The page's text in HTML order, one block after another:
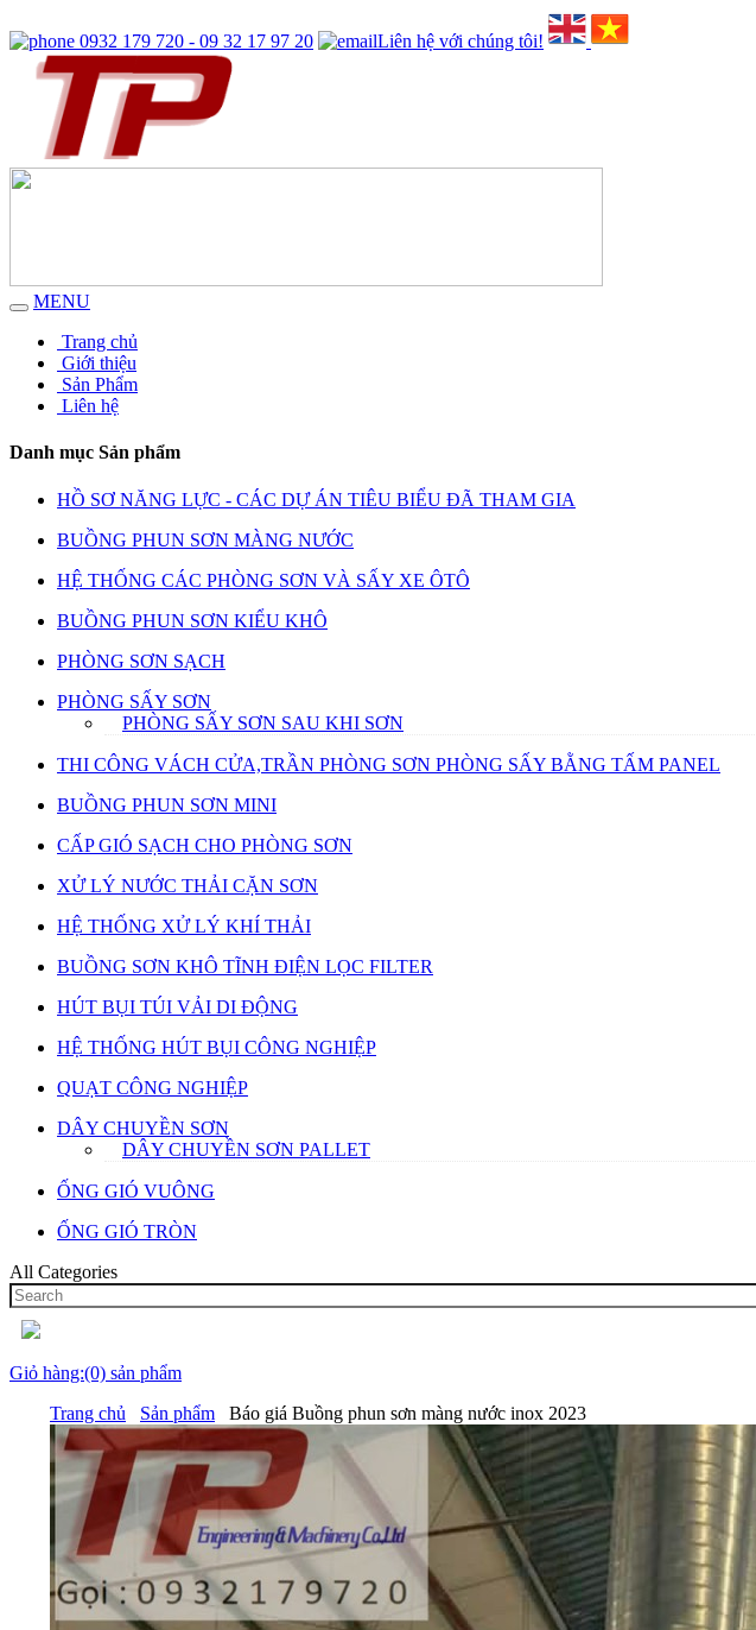
0932 179 720 - 09 32 17 97 20 Liên hệ với chúng tôi!
MENU
Trang chủ
Giới thiệu
Sản Phẩm
Liên hệ
Danh mục Sản phẩm
HỒ SƠ NĂNG LỰC - CÁC DỰ ÁN TIÊU BIỂU ĐÃ THAM GIA
BUỒNG PHUN SƠN MÀNG NƯỚC
HỆ THỐNG CÁC PHÒNG SƠN VÀ SẤY XE ÔTÔ
BUỒNG PHUN SƠN KIỂU KHÔ
PHÒNG SƠN SẠCH
PHÒNG SẤY SƠN
PHÒNG SẤY SƠN SAU KHI SƠN
THI CÔNG VÁCH CỬA,TRẦN PHÒNG SƠN PHÒNG SẤY BẰNG TẤM PANEL
BUỒNG PHUN SƠN MINI
CẤP GIÓ SẠCH CHO PHÒNG SƠN
XỬ LÝ NƯỚC THẢI CẶN SƠN
HỆ THỐNG XỬ LÝ KHÍ THẢI
BUỒNG SƠN KHÔ TĨNH ĐIỆN LỌC FILTER
HÚT BỤI TÚI VẢI DI ĐỘNG
HỆ THỐNG HÚT BỤI CÔNG NGHIỆP
QUẠT CÔNG NGHIỆP
DÂY CHUYỀN SƠN
DÂY CHUYỀN SƠN PALLET
ỐNG GIÓ VUÔNG
ỐNG GIÓ TRÒN
All Categories
Giỏ hàng:(0) sản phẩm
Trang chủ
Sản phẩm Báo giá Buồng phun sơn màng nước inox 2023